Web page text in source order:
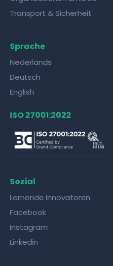
Transport & Sicherheit
Sprache
Nederlands
Deutsch
English
ISO 27001:2022
Sozial
Lernende Innovatoren
Facebook
Instagram
Linkedin